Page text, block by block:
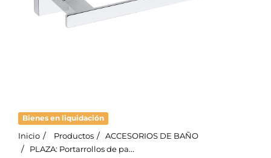
Bienes en liquidación
Inicio Productos
ACCESORIOS DE BAÑO
PLAZA: Portarrollos de papel higiénico